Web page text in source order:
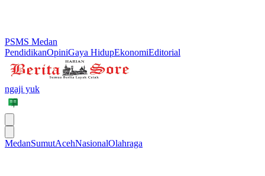
PSMS Medan
PendidikanOpiniGaya HidupEkonomiEditorial
ngaji yuk
MedanSumutAcehNasionalOlahraga